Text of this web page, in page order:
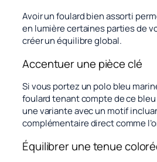
Avoir un foulard bien assorti
en lumière certaines parties de
créer unéquilibre global.
Accentuer une pièce clé
Si vous portez un polo bleu
foulard tenant compte de ce
une variante avec un motif
complémentaire direct comme
Équilibrer une tenue